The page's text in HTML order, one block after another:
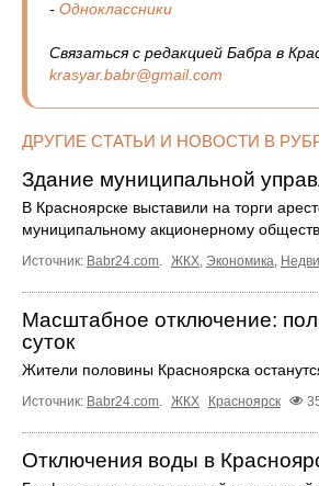
- Одноклассники
Связаться с редакцией Бабра в
krasyar.babr@gmail.com
ДРУГИЕ СТАТЬИ И НОВОСТИ В
Здание муниципальной
В Красноярске выставили на торги
муниципальному акционерному
Источник: Babr24.com. ЖКХ, Экономика,
Масштабное отключение:
суток
Жители половины Красноярска
Источник: Babr24.com. ЖКХ Красноярск
Отключения воды в